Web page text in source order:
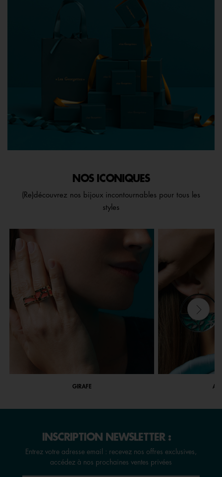
NOS ICONIQUES
(Re)découvrez nos bijoux incontournables pour tous les
styles
GIRAFE
INSCRIPTION NEWSLETTER :
Entrez votre adresse email : recevez nos offres exclusives,
accédez à nos prochaines ventes privées